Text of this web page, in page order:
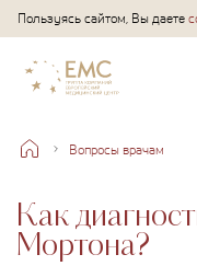
Пользуясь сайтом, Вы даете
Вопросы врачам
Как
Мортона?